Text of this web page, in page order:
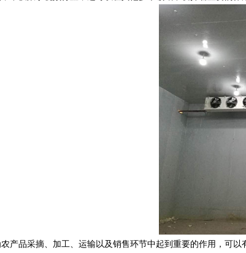
产品采摘、加工、运输以及销售环节中起到重要的作用，可